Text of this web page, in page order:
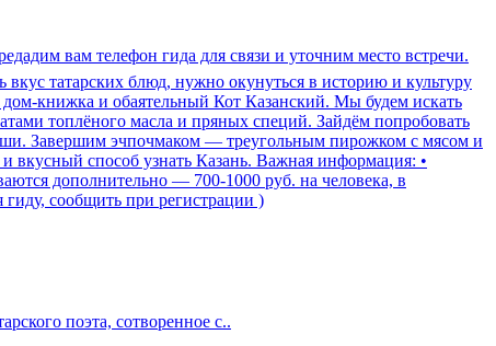
вам телефон гида для связи и уточним место встречи.
татарских блюд, нужно окунуться в историю и культуру
книжка и обаятельный Кот Казанский. Мы будем искать
топлёного масла и пряных специй. Зайдём попробовать
Завершим эчпочмаком — треугольным пирожком с мясом и
способ узнать Казань. Важная информация: •
дополнительно — 700-1000 руб. на человека, в
гиду, сообщить при регистрации )
поэта, сотворенное с..